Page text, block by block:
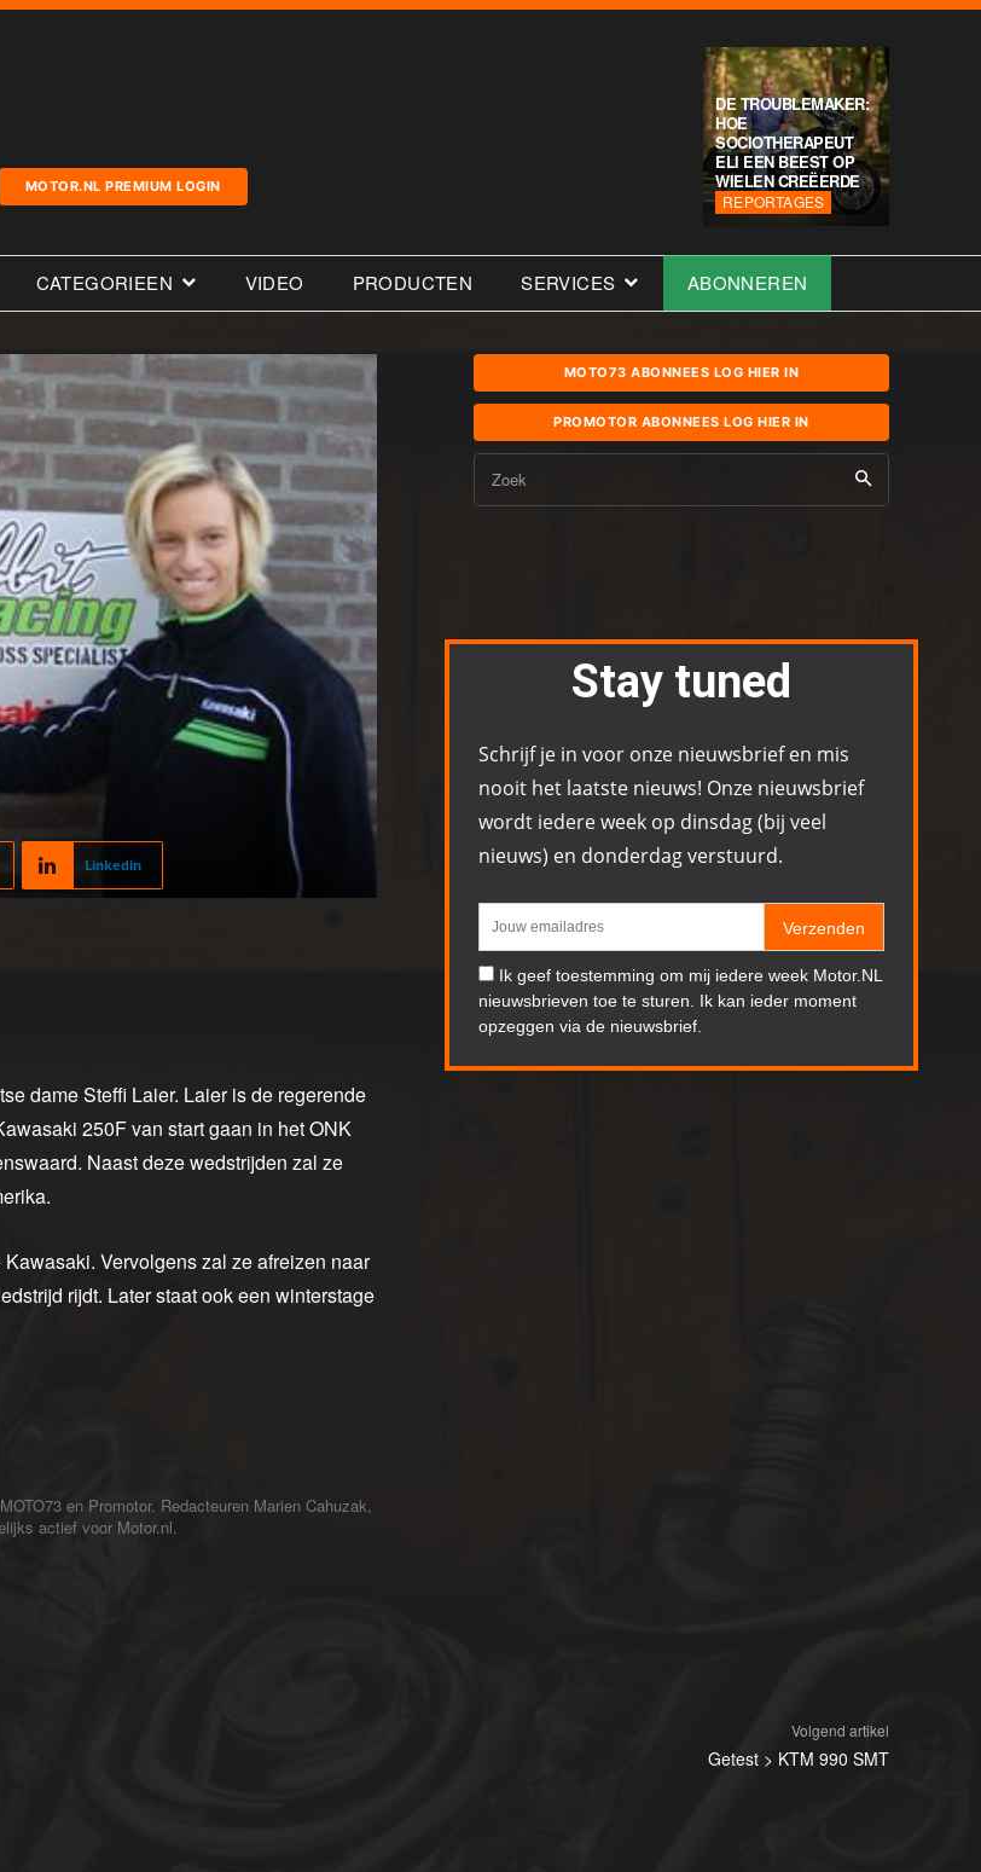
MOTOR.NL PREMIUM LOGIN
DE TROUBLEMAKER:
HOE
SOCIOTHERAPEUT
ELI EEN BEEST OP
WIELEN CREËERDE
REPORTAGES
CATEGORIEEN VIDEO PRODUCTEN SERVICES ABONNEREN
Linkedin
dame Steffi Laier. Laier is de regerende
250F van start gaan in het ONK
Naast deze wedstrijden zal ze
Vervolgens zal ze afreizen naar
rijdt. Later staat ook een winterstage
en Promotor. Redacteuren Marien Cahuzak,
actief voor Motor.nl.
MOTO73 ABONNEES LOG HIER IN
PROMOTOR ABONNEES LOG HIER IN
Zoek
Stay tuned
Schrijf je in voor onze nieuwsbrief en mis
nooit het laatste nieuws! Onze nieuwsbrief
wordt iedere week op dinsdag (bij veel
nieuws) en donderdag verstuurd.
Verzenden
Ik geef toestemming om mij iedere week Motor.NL
nieuwsbrieven toe te sturen. Ik kan ieder moment
opzeggen via de nieuwsbrief.
Volgend artikel
Getest > KTM 990 SMT